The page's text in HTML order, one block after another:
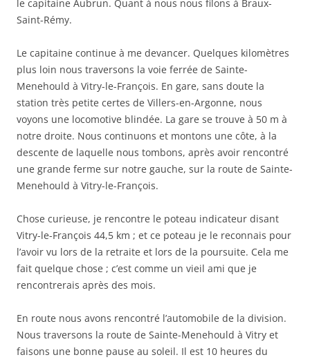
le capitaine Aubrun. Quant à nous nous filons à Braux-
Saint-Rémy.
Le capitaine continue à me devancer. Quelques kilomètres
plus loin nous traversons la voie ferrée de Sainte-
Menehould à Vitry-le-François. En gare, sans doute la
station très petite certes de Villers-en-Argonne, nous
voyons une locomotive blindée. La gare se trouve à 50 m à
notre droite. Nous continuons et montons une côte, à la
descente de laquelle nous tombons, après avoir rencontré
une grande ferme sur notre gauche, sur la route de Sainte-
Menehould à Vitry-le-François.
Chose curieuse, je rencontre le poteau indicateur disant
Vitry-le-François 44,5 km ; et ce poteau je le reconnais pour
l’avoir vu lors de la retraite et lors de la poursuite. Cela me
fait quelque chose ; c’est comme un vieil ami que je
rencontrerais après des mois.
En route nous avons rencontré l’automobile de la division.
Nous traversons la route de Sainte-Menehould à Vitry et
faisons une bonne pause au soleil. Il est 10 heures du